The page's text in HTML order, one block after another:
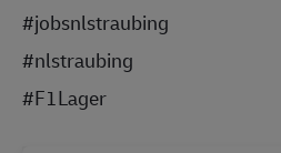
#jobsnlstraubing
#nlstraubing
#F1Lager